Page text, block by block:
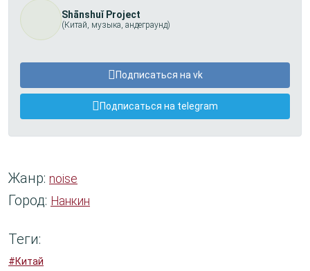
Shānshuǐ Project
(Китай, музыка, андеграунд)
Подписаться на vk
Подписаться на telegram
Жанр: noise
Город: Нанкин
Теги:
#Китай